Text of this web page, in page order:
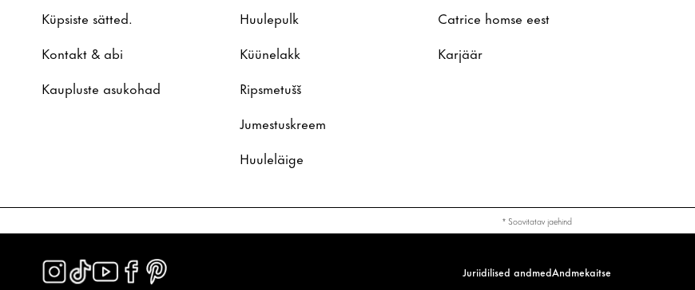
Küpsiste sätted.
Kontakt & abi
Kaupluste asukohad
Huulepulk
Küünelakk
Ripsmetušš
Jumestuskreem
Huuleläige
Catrice homse eest
Karjäär
* Soovitatav jaehind
Juriidilised andmedAndmekaitse